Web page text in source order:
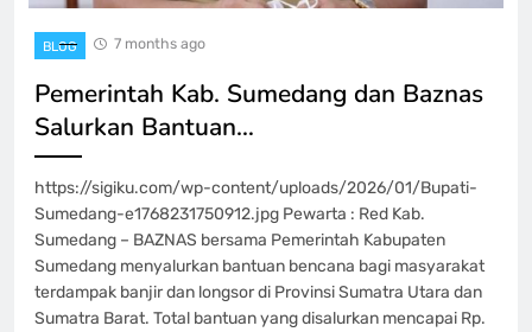
BLOG 7 months ago
Pemerintah Kab. Sumedang dan Baznas
Salurkan Bantuan…
https://sigiku.com/wp-content/uploads/2026/01/Bupati-
Sumedang-e1768231750912.jpg Pewarta : Red Kab.
Sumedang – BAZNAS bersama Pemerintah Kabupaten
Sumedang menyalurkan bantuan bencana bagi masyarakat
terdampak banjir dan longsor di Provinsi Sumatra Utara dan
Sumatra Barat. Total bantuan yang disalurkan mencapai Rp.